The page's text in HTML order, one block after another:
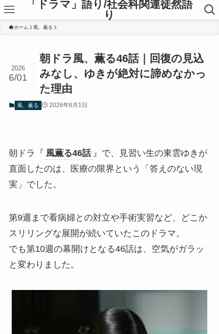
「ドラマ」語り/社会科関連徒然語
り
ホーム 風、薫る
朝ドラ風、薫る46話｜回復の見込
みなし、ゆきが絶対に諦めなかっ
た理由
2026
6/01
風、薫る 2026年6月1日
朝ドラ『 風薫る46話 』で、見習い生の東雲ゆきが
直面したのは、医療の限界という「答えのない現
実」でした。
第9週まで看病婦との対立や手術実習など、どこか
スリリングな展開が続いていたこのドラマ。
でも第10週の幕開けとなる46話は、空気がガラッ
と変わりました。